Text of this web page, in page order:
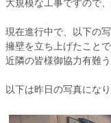
大規模な工事ですので
現在進行中で、以下の
擁壁を立ち上げたこと
近隣の皆様御協力有難う
以下は昨日の写真になり